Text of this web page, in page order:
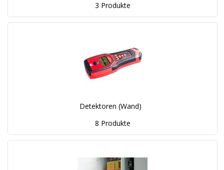
3 Produkte
Detektoren (Wand)
8 Produkte